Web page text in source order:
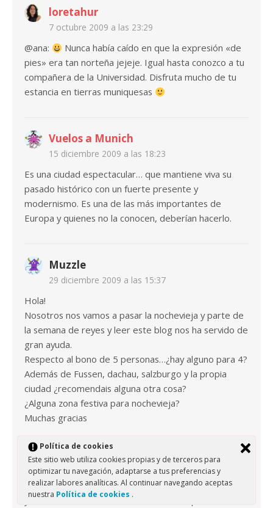
Política de cookies
Este sitio web utiliza cookies propias y de terceros para
optimizar tu navegación, adaptarse a tus preferencias y
realizar labores analíticas. Al continuar navegando aceptas
nuestra Política de cookies .
loretahur
7 octubre 2009 a las 23:29
@ana:
Nunca había caído en que la expresión «de
pies» era tan norteña jejeje. Igual hasta conozco a tu
compañera de la Universidad. Disfruta mucho de tu
estancia en tierras muniquesas
Vuelos a Munich
15 diciembre 2009 a las 18:23
Es una ciudad espectacular… que mantiene viva su
pasado histórico con un fuerte presente y
modernismo. Es una de las más importantes de
Europa y quienes no la conocen, deberían hacerlo.
Muzzle
29 diciembre 2009 a las 15:37
Hola!
Nosotros nos vamos a pasar la nochevieja y parte de
la semana de reyes y leer este blog nos ha servido de
gran ayuda.
Respecto al bono de 5 personas…¿hay alguno para 4?
Además de Fussen, dachau, salzburgo y la propia
ciudad ¿recomendais alguna otra cosa?
¿Alguna zona festiva para nochevieja?
Muchas gracias
daveuberalles
30 diciembre 2009 a las 15:26
yeee Muzzle nosotros también vamos a pasar la